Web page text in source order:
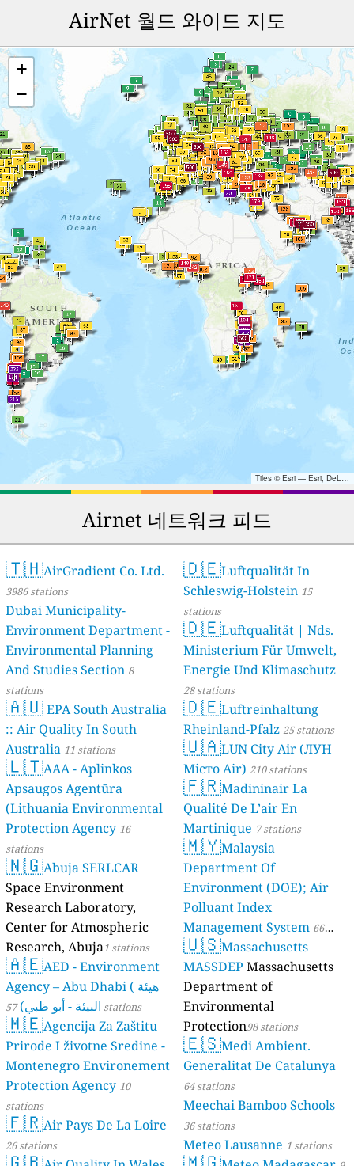
AirNet 월드 와이드 지도
+
−
Tiles © Esri — Esri, DeLorme, NAVTEQ, TomTom, Intermap, iPC, USGS, FAO, NPS, NRCAN, GeoBase, Kadaster NL, Ordnance Survey, Esri Japan, METI, Esri China (Hong Kong), and the GIS User Community
Airnet 네트워크 피드
🇹🇭AirGradient Co. Ltd.
3986 stations
Dubai Municipality-
Environment Department -
Environmental Planning
And Studies Section 8
stations
🇦🇺EPA South Australia
:: Air Quality In South
Australia 11 stations
🇱🇹AAA - Aplinkos
Apsaugos Agentūra
(Lithuania Environmental
Protection Agency 16
stations
🇳🇬Abuja SERLCAR
Space Environment
Research Laboratory,
Center for Atmospheric
Research, Abuja1 stations
🇦🇪AED - Environment
Agency – Abu Dhabi ( هيئة
البيئة - أبو ظبي) 57 stations
🇲🇪Agencija Za Zaštitu
Prirode I životne Sredine -
Montenegro Environement
Protection Agency 10
stations
🇫🇷Air Pays De La Loire
26 stations
🇩🇪Luftqualität In
Schleswig-Holstein 15
stations
🇩🇪Luftqualität | Nds.
Ministerium Für Umwelt,
Energie Und Klimaschutz
28 stations
🇩🇪Luftreinhaltung
Rheinland-Pfalz 25 stations
🇺🇦LUN City Air (ЛУН
Місто Air) 210 stations
🇫🇷Madininair La
Qualité De L’air En
Martinique 7 stations
🇲🇾Malaysia
Department Of
Environment (DOE); Air
Polluant Index
Management System 66
stations
🇺🇸Massachusetts
MASSDEP Massachusetts
Department of
Environmental
Protection98 stations
🇪🇸Medi Ambient.
Generalitat De Catalunya
64 stations
Meechai Bamboo Schools
36 stations
Meteo Lausanne 1 stations